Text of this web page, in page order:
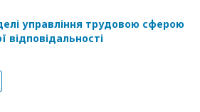
управління трудовою сферою
відповідальності